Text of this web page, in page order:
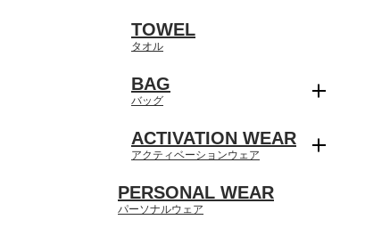
TOWEL
タオル
BAG
バッグ
ACTIVATION WEAR
アクティベーションウェア
PERSONAL WEAR
パーソナルウェア